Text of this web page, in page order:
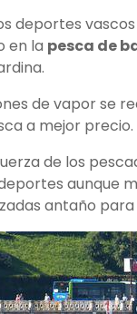
deportes
en la pesca de
de vapor se
a mejor
de los
aunque
antaño